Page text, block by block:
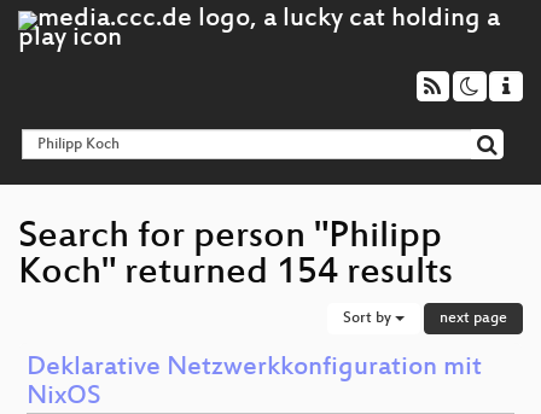
Search for person "Philipp
Koch" returned 154 results
Sort by next page
Deklarative Netzwerkkonfiguration mit
NixOS